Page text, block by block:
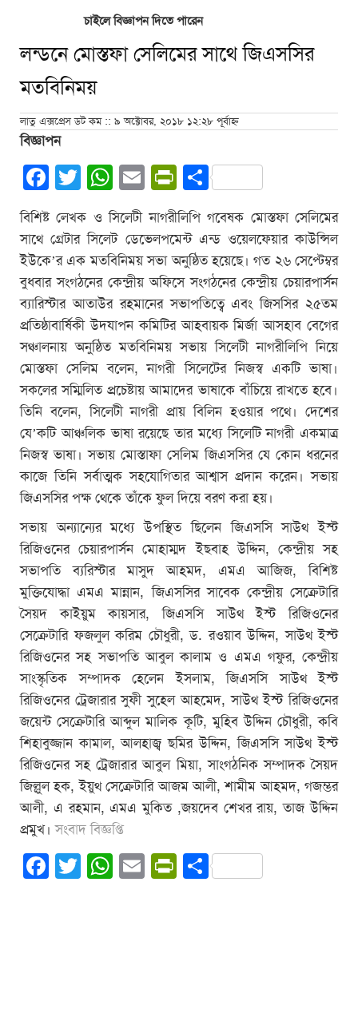
চাইলে বিজ্ঞাপন দিতে পারেন
লন্ডনে মোস্তফা সেলিমের সাথে জিএসসির
মতবিনিময়
লাতু এক্সপ্রেস ডট কম :: ৯ অক্টোবর, ২০১৮ ১২:২৮ পূর্বাহ্ন
বিজ্ঞাপন
Facebook
Twitter
WhatsApp
EmailPrintFriendly
Share
বিশিষ্ট লেখক ও সিলেটী নাগরীলিপি গবেষক মোস্তফা সেলিমের
সাথে গ্রেটার সিলেট ডেভেলপমেন্ট এন্ড ওয়েলফেয়ার কাউন্সিল
ইউকে’র এক মতবিনিময় সভা অনুষ্ঠিত হয়েছে। গত ২৬ সেপ্টেম্বর
বুধবার সংগঠনের কেন্দ্রীয় অফিসে সংগঠনের কেন্দ্রীয় চেয়ারপার্সন
ব্যারিস্টার আতাউর রহমানের সভাপতিত্বে এবং জিসসির ২৫তম
প্রতিষ্ঠাবার্ষিকী উদযাপন কমিটির আহবায়ক মির্জা আসহাব বেগের
সঞ্চালনায় অনুষ্ঠিত মতবিনিময় সভায় সিলেটী নাগরীলিপি নিয়ে
মোস্তফা সেলিম বলেন, নাগরী সিলেটের নিজস্ব একটি ভাষা।
সকলের সম্মিলিত প্রচেষ্টায় আমাদের ভাষাকে বাঁচিয়ে রাখতে হবে।
তিনি বলেন, সিলেটী নাগরী প্রায় বিলিন হওয়ার পথে। দেশের
যে’কটি আঞ্চলিক ভাষা রয়েছে তার মধ্যে সিলেটি নাগরী একমাত্র
নিজস্ব ভাষা। সভায় মোস্তাফা সেলিম জিএসসির যে কোন ধরনের
কাজে তিনি সর্বাত্মক সহযোগিতার আশ্বাস প্রদান করেন। সভায়
জিএসসির পক্ষ থেকে তাঁকে ফুল দিয়ে বরণ করা হয়।
সভায় অন্যান্যের মধ্যে উপস্থিত ছিলেন জিএসসি সাউথ ইস্ট
রিজিওনের চেয়ারপার্সন মোহাম্মদ ইছবাহ উদ্দিন, কেন্দ্রীয় সহ
সভাপতি ব্যরিস্টার মাসুদ আহমদ, এমএ আজিজ, বিশিষ্ট
মুক্তিযোদ্ধা এমএ মান্নান, জিএসসির সাবেক কেন্দ্রীয় সেক্রেটারি
সৈয়দ কাইয়ুম কায়সার, জিএসসি সাউথ ইস্ট রিজিওনের
সেক্রেটারি ফজলুল করিম চৌধুরী, ড. রওয়াব উদ্দিন, সাউথ ইস্ট
রিজিওনের সহ সভাপতি আবুল কালাম ও এমএ গফুর, কেন্দ্রীয়
সাংস্কৃতিক সম্পাদক হেলেন ইসলাম, জিএসসি সাউথ ইস্ট
রিজিওনের ট্রেজারার সুফী সুহেল আহমেদ, সাউথ ইস্ট রিজিওনের
জয়েন্ট সেক্রেটারি আব্দুল মালিক কূটি, মুহিব উদ্দিন চৌধুরী, কবি
শিহাবুজ্জান কামাল, আলহাজ্ব ছমির উদ্দিন, জিএসসি সাউথ ইস্ট
রিজিওনের সহ ট্রেজারার আবুল মিয়া, সাংগঠনিক সম্পাদক সৈয়দ
জিল্লুল হক, ইয়ুথ সেক্রেটারি আজম আলী, শামীম আহমদ, গজম্ভর
আলী, এ রহমান, এমএ মুকিত ,জয়দেব শেখর রায়, তাজ উদ্দিন
প্রমুখ।সংবাদ বিজ্ঞপ্তি
Facebook
Twitter
WhatsApp
EmailPrintFriendly
Share